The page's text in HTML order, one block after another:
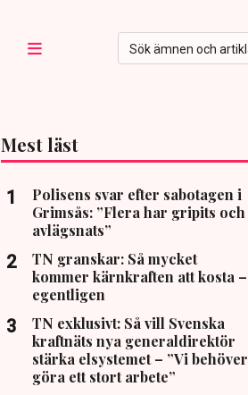
Mest läst
Polisens svar efter sabotagen i
Grimsås: ”Flera har gripits och
avlägsnats”
TN granskar: Så mycket
kommer kärnkraften att kosta –
egentligen
TN exklusivt: Så vill Svenska
kraftnäts nya generaldirektör
stärka elsystemet – ”Vi behöver
göra ett stort arbete”